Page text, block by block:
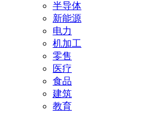
半导体
新能源
电力
机加工
零售
医疗
食品
建筑
教育